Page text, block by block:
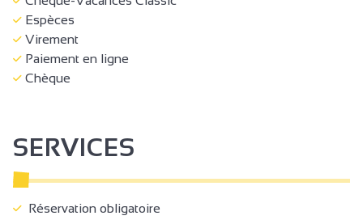
Espèces
Virement
Paiement en ligne
Chèque
SERVICES
Réservation obligatoire